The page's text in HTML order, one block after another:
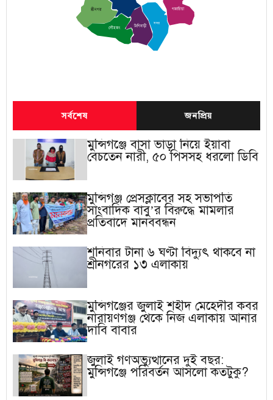
শ্রীনগর
টংগিবাড়ী
সদর
গজারিয়া
লৌহজং
সর্বশেষ জনপ্রিয়
মুন্সিগঞ্জে বাসা ভাড়া নিয়ে ইয়াবা
বেচতেন নারী, ৫০ পিসসহ ধরলো ডিবি
মুন্সিগঞ্জ প্রেসক্লাবের সহ সভাপতি
সাংবাদিক বাবু’র বিরুদ্ধে মামলার
প্রতিবাদে মানববন্ধন
শনিবার টানা ৬ ঘণ্টা বিদ্যুৎ থাকবে না
শ্রীনগরের ১৩ এলাকায়
মুন্সিগঞ্জের জুলাই শহীদ মেহেদীর কবর
নারায়ণগঞ্জ থেকে নিজ এলাকায় আনার
দাবি বাবার
জুলাই গণঅভ্যুত্থানের দুই বছর:
মুন্সিগঞ্জে পরিবর্তন আসলো কতটুকু?